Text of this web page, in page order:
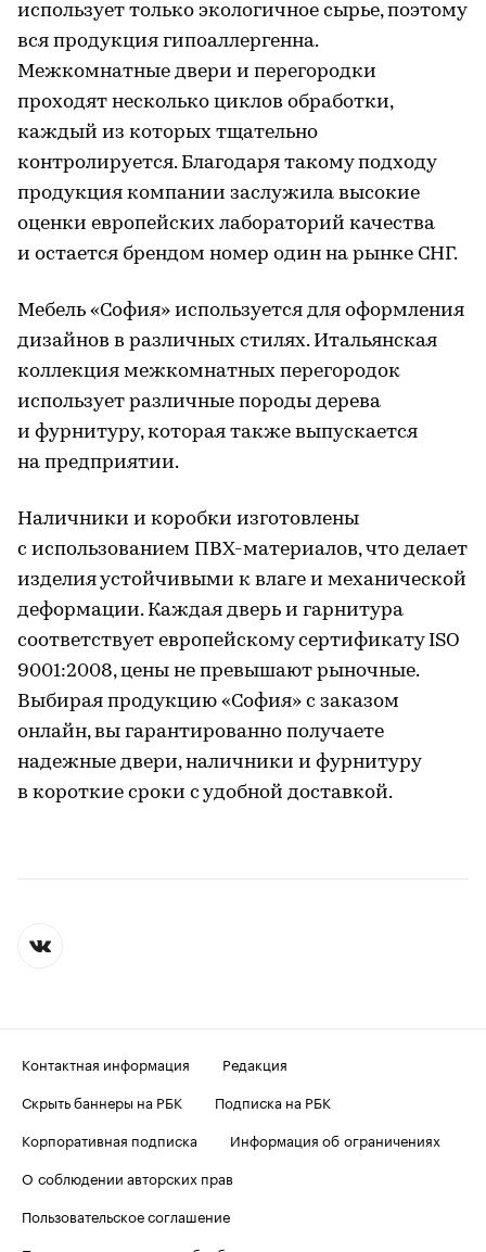
использует только экологичное сырье, поэтому
вся продукция гипоаллергенна.
Межкомнатные двери и перегородки
проходят несколько циклов обработки,
каждый из которых тщательно
контролируется. Благодаря такому подходу
продукция компании заслужила высокие
оценки европейских лабораторий качества
и остается брендом номер один на рынке СНГ.
Мебель «София» используется для оформления
дизайнов в различных стилях. Итальянская
коллекция межкомнатных перегородок
использует различные породы дерева
и фурнитуру, которая также выпускается
на предприятии.
Наличники и коробки изготовлены
с использованием ПВХ-материалов, что делает
изделия устойчивыми к влаге и механической
деформации. Каждая дверь и гарнитура
соответствует европейскому сертификату ISO
9001:2008, цены не превышают рыночные.
Выбирая продукцию «София» с заказом
онлайн, вы гарантированно получаете
надежные двери, наличники и фурнитуру
в короткие сроки с удобной доставкой.
Контактная информация
Редакция
Скрыть баннеры на РБК
Подписка на РБК
Корпоративная подписка
Информация об ограничениях
О соблюдении авторских прав
Пользовательское соглашение